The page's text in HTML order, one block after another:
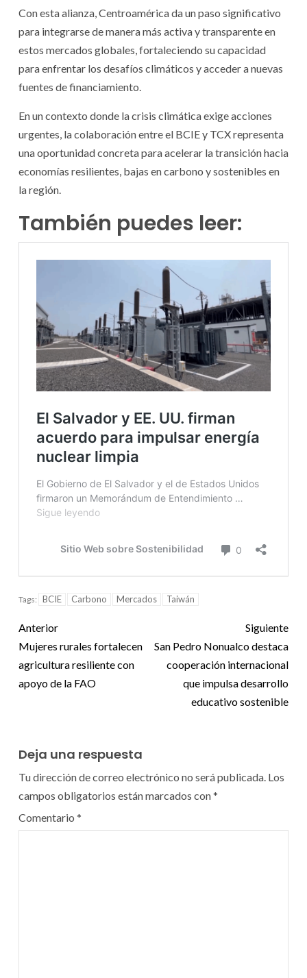
Con esta alianza, Centroamérica da un paso significativo
para integrarse de manera más activa y transparente en
estos mercados globales, fortaleciendo su capacidad
para enfrentar los desafíos climáticos y acceder a nuevas
fuentes de financiamiento.
En un contexto donde la crisis climática exige acciones
urgentes, la colaboración entre el BCIE y TCX representa
una oportunidad concreta para acelerar la transición hacia
economías resilientes, bajas en carbono y sostenibles en
la región.
También puedes leer:
Tags: BCIE Carbono Mercados Taiwán
Anterior
Mujeres rurales fortalecen
agricultura resiliente con
apoyo de la FAO
Siguiente
San Pedro Nonualco destaca
cooperación internacional
que impulsa desarrollo
educativo sostenible
Deja una respuesta
Tu dirección de correo electrónico no será publicada. Los
campos obligatorios están marcados con*
Comentario *